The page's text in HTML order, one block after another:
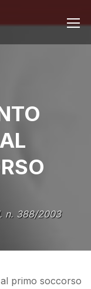
n. 388/2003
primo soccorso